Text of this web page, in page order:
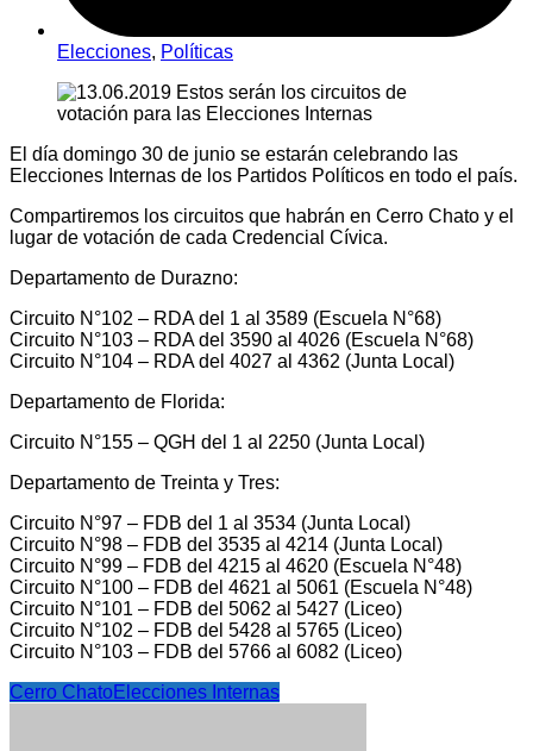
Elecciones, Políticas
El día domingo 30 de junio se estarán celebrando las
Elecciones Internas de los Partidos Políticos en todo el país.
Compartiremos los circuitos que habrán en Cerro Chato y el
lugar de votación de cada Credencial Cívica.
Departamento de Durazno:
Circuito N°102 – RDA del 1 al 3589 (Escuela N°68)
Circuito N°103 – RDA del 3590 al 4026 (Escuela N°68)
Circuito N°104 – RDA del 4027 al 4362 (Junta Local)
Departamento de Florida:
Circuito N°155 – QGH del 1 al 2250 (Junta Local)
Departamento de Treinta y Tres:
Circuito N°97 – FDB del 1 al 3534 (Junta Local)
Circuito N°98 – FDB del 3535 al 4214 (Junta Local)
Circuito N°99 – FDB del 4215 al 4620 (Escuela N°48)
Circuito N°100 – FDB del 4621 al 5061 (Escuela N°48)
Circuito N°101 – FDB del 5062 al 5427 (Liceo)
Circuito N°102 – FDB del 5428 al 5765 (Liceo)
Circuito N°103 – FDB del 5766 al 6082 (Liceo)
Cerro ChatoElecciones Internas